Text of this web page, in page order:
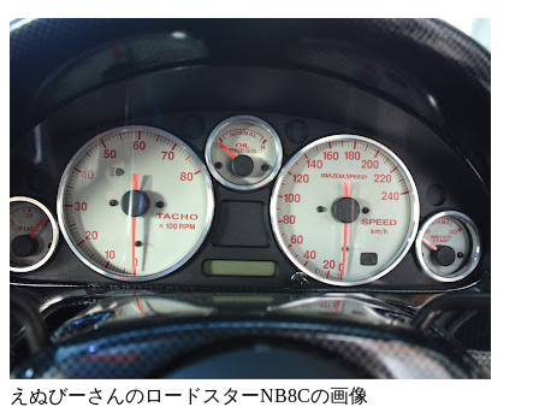
えぬびーさんのロードスターNB8Cの画像